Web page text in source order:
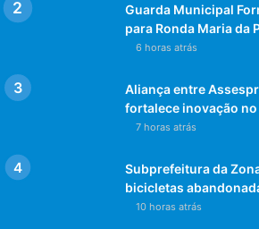
Conheça algumas das novas medidas
do prefeito Eduardo Paes:
Fábrica de Escolas – implantar o turno
menos 35% da rede municipal de
alunos estudando de segunda à sexta,
quase 300 unidades educacionais.
Guarda Municipal
para Ronda Maria da
6 horas atrás
Aliança entre
fortalece inovação no
7 horas atrás
Subprefeitura da
bicicletas
10 horas atrás